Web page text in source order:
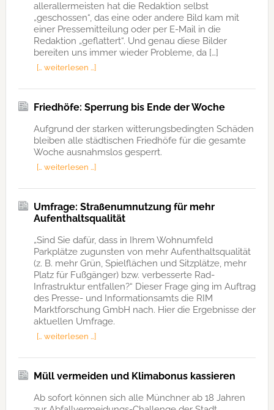
allerallermeisten hat die Redaktion selbst
„geschossen“, das eine oder andere Bild kam mit
einer Pressemitteilung oder per E-Mail in die
Redaktion „geflattert“. Und genau diese Bilder
bereiten uns immer wieder Probleme, da […]
[… weiterlesen …]
Friedhöfe: Sperrung bis Ende der Woche
Aufgrund der starken witterungsbedingten Schäden
bleiben alle städtischen Friedhöfe für die gesamte
Woche ausnahmslos gesperrt.
[… weiterlesen …]
Umfrage: Straßenumnutzung für mehr
Aufenthaltsqualität
„Sind Sie dafür, dass in Ihrem Wohnumfeld
Parkplätze zugunsten von mehr Aufenthaltsqualität
(z. B. mehr Grün, Spielflächen und Sitzplätze, mehr
Platz für Fußgänger) bzw. verbesserte Rad-
Infrastruktur entfallen?“ Dieser Frage ging im Auftrag
des Presse- und Informationsamts die RIM
Marktforschung GmbH nach. Hier die Ergebnisse der
aktuellen Umfrage.
[… weiterlesen …]
Müll vermeiden und Klimabonus kassieren
Ab sofort können sich alle Münchner ab 18 Jahren